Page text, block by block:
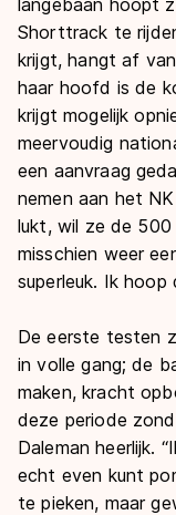
langebaan hoopt
Shorttrack te
krijgt, hangt af
haar hoofd is de
krijgt mogelijk
meervoudig
een aanvraag
nemen aan het
lukt, wil ze de 500
misschien weer
superleuk. Ik
De eerste testen
in volle gang; de
maken, kracht
deze periode
Daleman heerlijk.
echt even kunt
te pieken, maar